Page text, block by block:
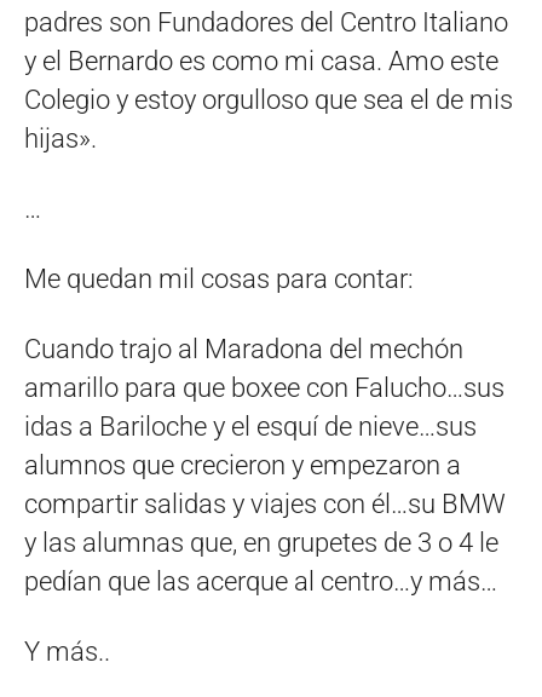
padres son Fundadores del Centro Italiano
y el Bernardo es como mi casa. Amo este
Colegio y estoy orgulloso que sea el de mis
hijas».
…
Me quedan mil cosas para contar:
Cuando trajo al Maradona del mechón
amarillo para que boxee con Falucho…sus
idas a Bariloche y el esquí de nieve…sus
alumnos que crecieron y empezaron a
compartir salidas y viajes con él…su BMW
y las alumnas que, en grupetes de 3 o 4 le
pedían que las acerque al centro…y más…
Y más..